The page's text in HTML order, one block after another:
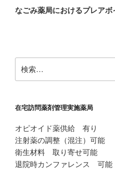
ゲ
ン
の
なごみ薬局におけるプレア
索:
在宅訪問薬剤管理実施薬局
オピオイド薬供給 有り
注射薬の調整（混注）可能
衛生材料 取り寄せ可能
退院時カンファレンス 可能